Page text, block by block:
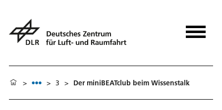
> > 3 > Der miniBEATclub beim Wissenstalk